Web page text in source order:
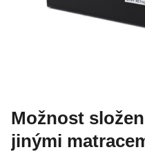
Možnost
jinými